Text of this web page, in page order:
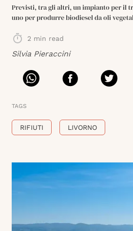
Previsti, tra gli altri, un impianto per il
uno per produrre biodiesel da oli
2 min read
Silvia Pieraccini
TAGS
RIFIUTI LIVORNO